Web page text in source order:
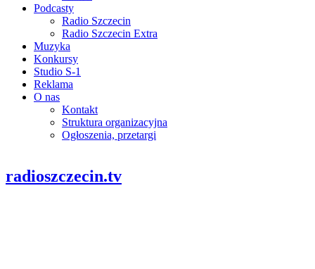
Podcasty
Radio Szczecin
Radio Szczecin Extra
Muzyka
Konkursy
Studio S-1
Reklama
O nas
Kontakt
Struktura organizacyjna
Ogłoszenia, przetargi
radioszczecin.tv